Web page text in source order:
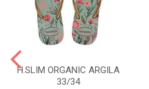
H.SLIM ORGANIC ARGILA
33/34